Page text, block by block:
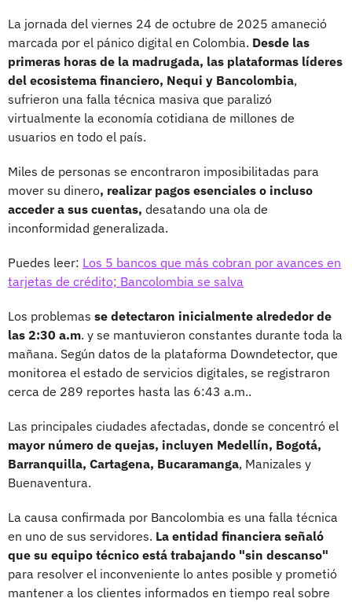
La jornada del viernes 24 de octubre de 2025 amaneció
marcada por el pánico digital en Colombia. Desde las
primeras horas de la madrugada, las plataformas líderes
del ecosistema financiero, Nequi y Bancolombia,
sufrieron una falla técnica masiva que paralizó
virtualmente la economía cotidiana de millones de
usuarios en todo el país.
Miles de personas se encontraron imposibilitadas para
mover su dinero, realizar pagos esenciales o incluso
acceder a sus cuentas, desatando una ola de
inconformidad generalizada.
Puedes leer: Los 5 bancos que más cobran por avances en
tarjetas de crédito; Bancolombia se salva
Los problemas se detectaron inicialmente alrededor de
las 2:30 a.m. y se mantuvieron constantes durante toda la
mañana. Según datos de la plataforma Downdetector, que
monitorea el estado de servicios digitales, se registraron
cerca de 289 reportes hasta las 6:43 a.m..
Las principales ciudades afectadas, donde se concentró el
mayor número de quejas, incluyen Medellín, Bogotá,
Barranquilla, Cartagena, Bucaramanga, Manizales y
Buenaventura.
La causa confirmada por Bancolombia es una falla técnica
en uno de sus servidores. La entidad financiera señaló
que su equipo técnico está trabajando "sin descanso"
para resolver el inconveniente lo antes posible y prometió
mantener a los clientes informados en tiempo real sobre